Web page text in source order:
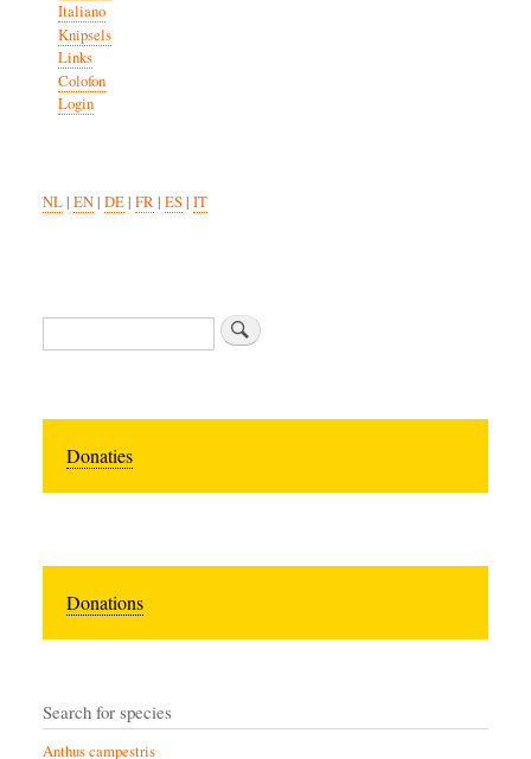
Italiano
Knipsels
Links
Colofon
Login
NL| EN| DE| FR| ES| IT
Zoeken
Donaties
Donations
Search for species
Anthus campestris